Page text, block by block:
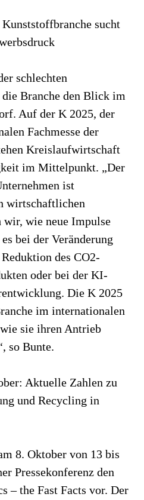
sucht
schlechten
Branche den Blick im
Auf der K 2025, der
Fachmesse der
Kreislaufwirtschaft
im Mittelpunkt. „Der
ist
wirtschaftlichen
wir, wie neue Impulse
bei der Veränderung
des CO2-
oder bei der KI-
Die K 2025
im internationalen
sie ihren Antrieb
so Bunte.
Aktuelle Zahlen zu
und Recycling in
8. Oktober von 13 bis
Pressekonferenz den
– the Fast Facts vor. Der